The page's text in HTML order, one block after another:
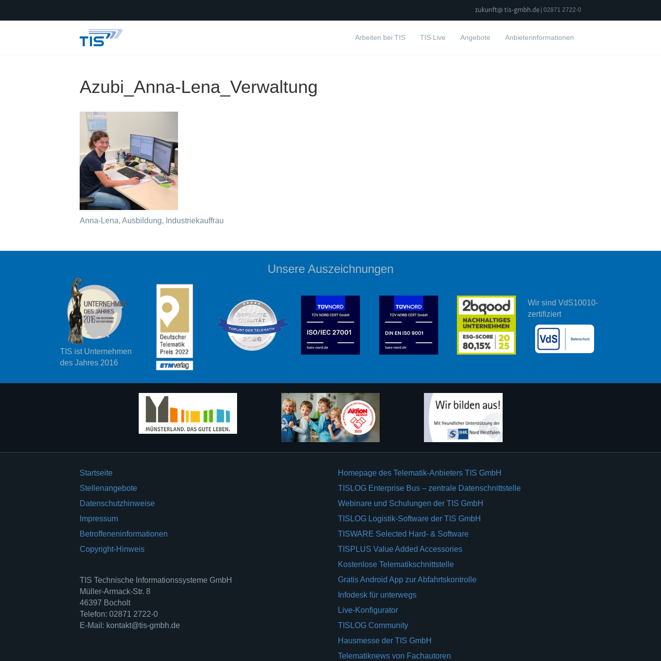
| 02871 2722-0
Arbeiten bei TIS TIS Live Angebote Anbieterinformationen
Azubi_Anna-Lena_Verwaltung
Anna-Lena, Ausbildung, Industriekauffrau
Unsere Auszeichnungen
TIS ist Unternehmen
des Jahres 2016
Wir sind VdS10010-
zertifiziert
Startseite
Stellenangebote
Datenschutzhinweise
Impressum
Betroffeneninformationen
Copyright-Hinweis
TIS Technische Informationssysteme GmbH
Müller-Armack-Str. 8
46397 Bocholt
Telefon: 02871 2722-0
E-Mail: kontakt@tis-gmbh.de
Homepage des Telematik-Anbieters TIS GmbH
TISLOG Enterprise Bus – zentrale Datenschnittstelle
Webinare und Schulungen der TIS GmbH
TISLOG Logistik-Software der TIS GmbH
TISWARE Selected Hard- & Software
TISPLUS Value Added Accessories
Kostenlose Telematikschnittstelle
Gratis Android App zur Abfahrtskontrolle
Infodesk für unterwegs
Live-Konfigurator
TISLOG Community
Hausmesse der TIS GmbH
Telematiknews von Fachautoren